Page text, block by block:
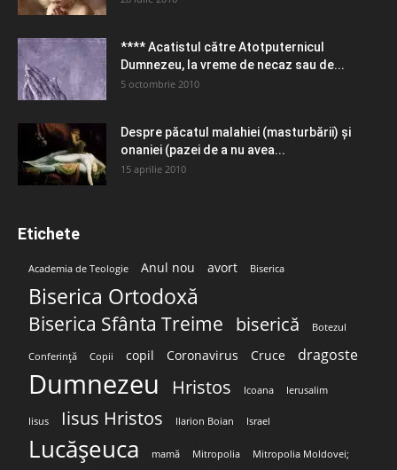
**** Acatistul către Atotputernicul
Dumnezeu, la vreme de necaz sau de...
5 octombrie 2010
Despre păcatul malahiei (masturbării) şi
onaniei (pazei de a nu avea...
15 aprilie 2010
Etichete
Academia de Teologie Anul nou avort Biserica
Biserica Ortodoxă
Biserica Sfânta Treime biserică Botezul
Conferință Copii copil Coronavirus Cruce dragoste
Dumnezeu Hristos Icoana Ierusalim
Iisus Iisus Hristos Ilarion Boian Israel
Lucășeuca mamă Mitropolia Mitropolia Moldovei;